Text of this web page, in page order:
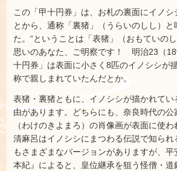
この「甲十円券」は、お札の裏面にイノシ
とから、通称「裏猪」（うらいのしし）と
た。“ということは「表猪」（おもていの
思いのあなた、ご明察です！ 明治23（
十円券」は表面に小さく8匹のイノシシが
称で親しまれていたんだとか。
表猪・裏猪ともに、イノシシが描かれてい
由があります。どちらにも、奈良時代の公
（わけのきよまろ）の肖像画が表面に使
清麻呂はイノシシにまつわる伝説で知られ
もさまざまなバージョンがありますが、平
本紀』によると、皇位継承を狙う怪僧・道